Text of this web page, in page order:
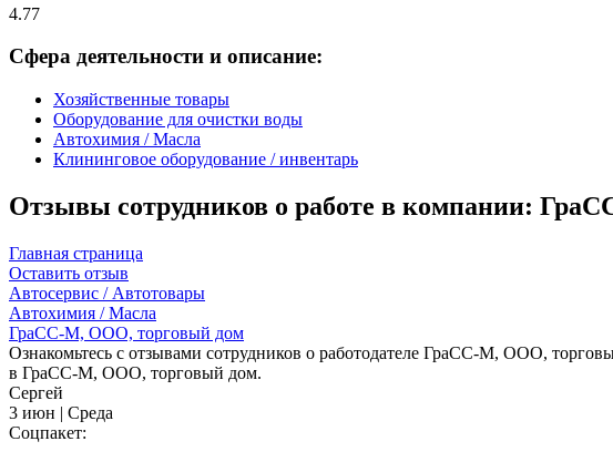
4.77
Сфера деятельности и описание:
Хозяйственные товары
Оборудование для очистки воды
Автохимия / Масла
Клининговое оборудование / инвентарь
Отзывы сотрудников о работе в компании:
Главная страница
Оставить отзыв
Автосервис / Автотовары
Автохимия / Масла
ГраСС-М, ООО, торговый дом
Ознакомьтесь с отзывами сотрудников о работодателе ГраСС-М, ООО,
в ГраСС-М, ООО, торговый дом.
Сергей
3 июн | Среда
Соцпакет: